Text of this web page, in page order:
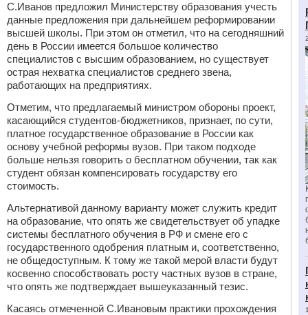
С.Иванов предложил Министерству образования учесть
данные предложения при дальнейшем реформировании
высшей школы. При этом он отметил, что на сегодняшний
день в России имеется большое количество
специалистов с высшим образованием, но существует
острая нехватка специалистов среднего звена,
работающих на предприятиях.
Отметим, что предлагаемый министром обороны проект,
касающийся студентов-бюджетников, признает, по сути,
платное государственное образование в России как
основу учебной реформы вузов. При таком подходе
больше нельзя говорить о бесплатном обучении, так как
студент обязан компенсировать государству его
стоимость.
Альтернативой данному варианту может служить кредит
на образование, что опять же свидетельствует об упадке
системы бесплатного обучения в РФ и смене его с
государственного одобрения платным и, соответственно,
не общедоступным. К тому же такой мерой власти будут
косвенно способствовать росту частных вузов в стране,
что опять же подтверждает вышеуказанный тезис.
Касаясь отмеченной С.Ивановым практики прохождения